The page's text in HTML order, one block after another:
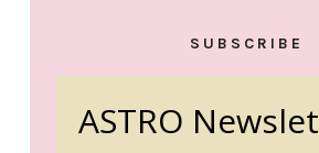
SUBSCRIBE
ASTRO